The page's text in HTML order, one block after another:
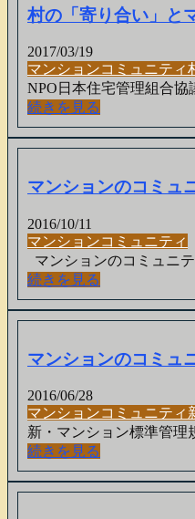
村の「寄り合い」と
2017/03/19
マンションコミュニティ
NPO日本住宅管理組合協
続きを見る
マンションのコミュ
2016/10/11
マンションコミュニティ
マンションのコミュニ
続きを見る
マンションのコミュ
2016/06/28
マンションコミュニティ
新・マンション標準管理
続きを見る